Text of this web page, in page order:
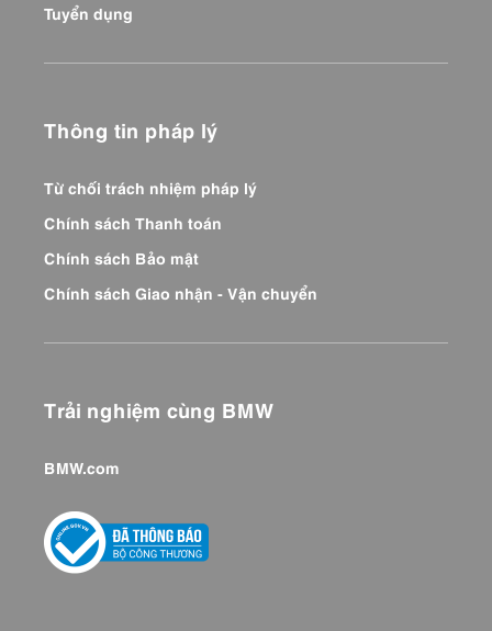
Tuyển dụng
Thông tin pháp lý
Từ chối trách nhiệm pháp lý
Chính sách Thanh toán
Chính sách Bảo mật
Chính sách Giao nhận - Vận chuyển
Trải nghiệm cùng BMW
BMW.com